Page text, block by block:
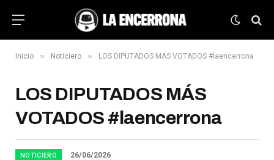
Inicio » Noticiero » LOS DIPUTADOS MÁS VOTADOS #laencerrona
LOS DIPUTADOS MÁS
VOTADOS #laencerrona
NOTICIERO 26/06/2026